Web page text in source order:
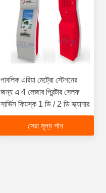
পাবলিক এরিয়া মেট্রো স্টেশনের
জন্য এ 4 লেজার প্রিন্টার সেলফ
সার্ভিস কিয়স্ক 1 ডি / 2 ডি স্ক্যানার
সেরা মূল্য পান